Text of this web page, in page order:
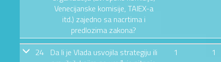
Venecijanske komisije, TAIEX-a
itd.) zajedno sa nacrtima i
predlozima zakona?
24 Da li je Vlada usvojila strategiju ili
1 1